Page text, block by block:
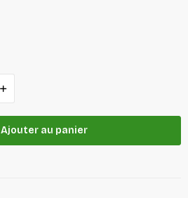
Ajouter au panier